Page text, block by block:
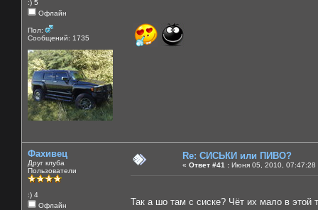
:) 5
Офлайн
Пол:
Сообщений: 1735
Фахивец
Друг клуба
Пользователи
:) 4
Офлайн
Re: СИСЬКИ или ПИВО?
« Ответ #41 : Июня 05, 2010, 07:47:28
Так а шо там с сиске? Чёт их мало в